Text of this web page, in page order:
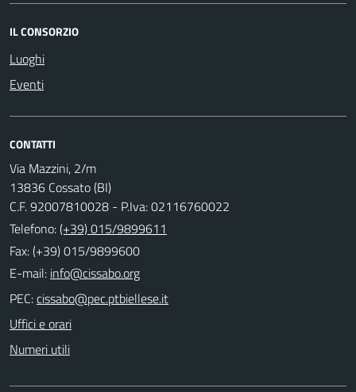
IL CONSORZIO
Luoghi
Eventi
CONTATTI
Via Mazzini, 2/m
13836 Cossato (BI)
C.F. 92007810028 - P.Iva: 02116760022
Telefono:(+39) 015/9899611
Fax: (+39) 015/9899600
E-mail:
PEC:
Uffici e orari
Numeri utili